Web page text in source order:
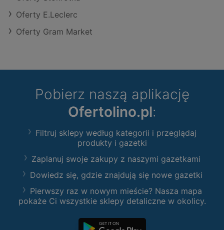
Oferty E.Leclerc
Oferty Gram Market
Pobierz naszą aplikację
Ofertolino.pl:
Filtruj sklepy według kategorii i przeglądaj
produkty i gazetki
Zaplanuj swoje zakupy z naszymi gazetkami
Dowiedz się, gdzie znajdują się nowe gazetki
Pierwszy raz w nowym mieście? Nasza mapa
pokaże Ci wszystkie sklepy detaliczne w okolicy.